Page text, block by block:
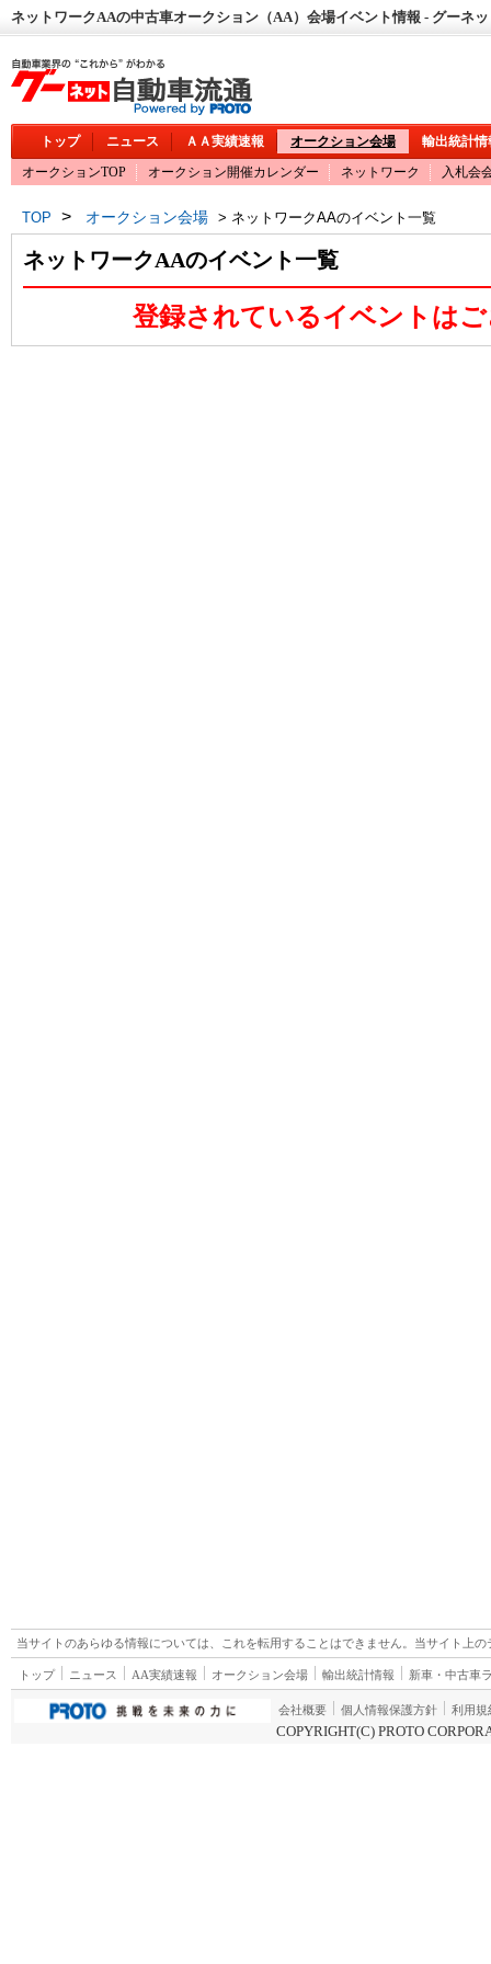
ネットワークAAの中古車オークション（AA）会場イベント情報 - グーネ
トップ ニュース ＡＡ実績速報 オークション会場
輸出統計情
オークションTOP
オークション開催カレンダー ネットワーク 入札会
TOP > オークション会場 > ネットワークAAのイベント一覧
ネットワークAAのイベント一覧
登録されているイベントは
当サイトのあらゆる情報については、これを転用することはできません。当サイト上
トップ ニュース AA実績速報 オークション会場 輸出統計情報 新車・中古車
会社概要 個人情報保護方針 利用規
COPYRIGHT(C) PROTO